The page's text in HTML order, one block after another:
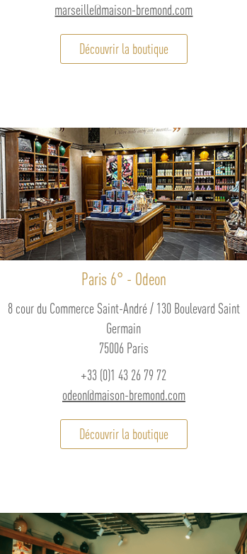
marseille@maison-bremond.com
Découvrir la boutique
Paris 6° - Odeon
8 cour du Commerce Saint-André / 130 Boulevard Saint
Germain
75006 Paris
+33 (0)1 43 26 79 72
odeon@maison-bremond.com
Découvrir la boutique